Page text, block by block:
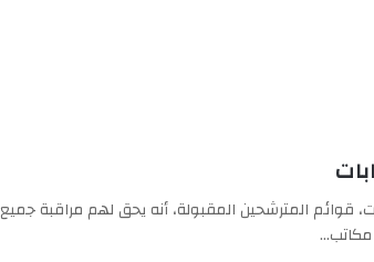
قوائم المترشحين المقبولة، أنه يحق لهم مراقبة جميع